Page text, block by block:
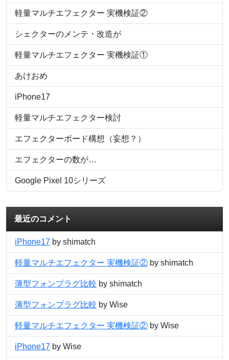
軽量マルチエフェクター 実機検証②
シェクターのメンテ・改造が
軽量マルチエフェクター 実機検証①
あけおめ
iPhone17
軽量マルチエフェクター検討
エフェクターボード構想（妄想？）
エフェクターの数が…
Google Pixel 10シリーズ
最近のコメント
iPhone17 by shimatch
軽量マルチエフェクター 実機検証② by shimatch
薄型フォンプラグ比較 by shimatch
薄型フォンプラグ比較 by Wise
軽量マルチエフェクター 実機検証② by Wise
iPhone17 by Wise